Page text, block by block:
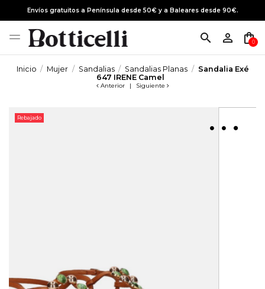
Envíos gratuitos a Península desde 50€ y a Baleares desde 90€.
search person_outline shopping_bag
0
Inicio Mujer Sandalias Sandalias Planas
Sandalia Exé
647 IRENE Camel
Anterior | Siguiente
Rebajado